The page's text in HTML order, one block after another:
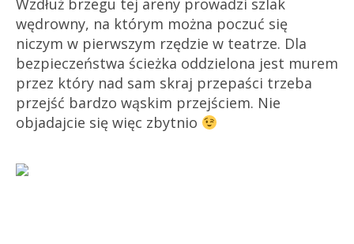
Wzdłuż brzegu tej areny prowadzi szlak
wędrowny, na którym można poczuć się
niczym w pierwszym rzędzie w teatrze. Dla
bezpieczeństwa ścieżka oddzielona jest murem
przez który nad sam skraj przepaści trzeba
przejść bardzo wąskim przejściem. Nie
objadajcie się więc zbytnio